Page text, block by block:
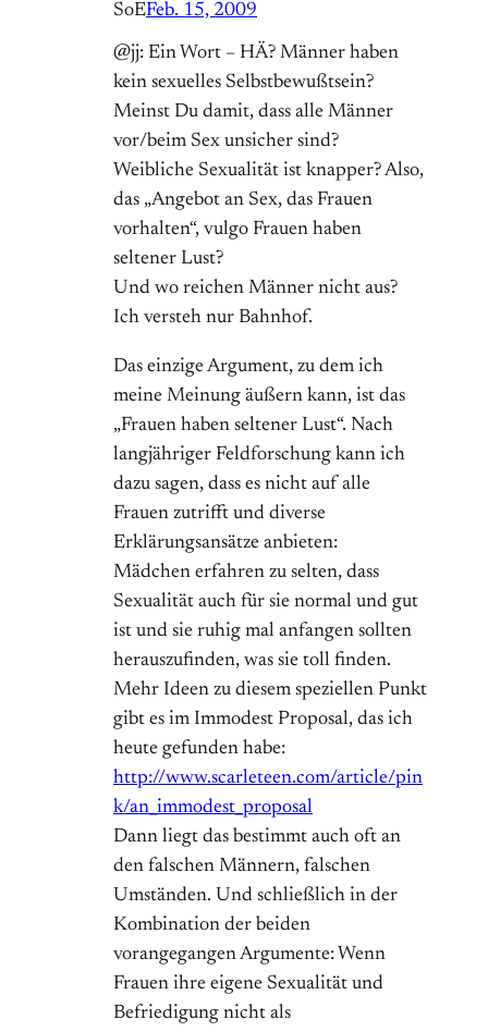
SoEFeb. 15, 2009
@jj: Ein Wort – HÄ? Männer haben
kein sexuelles Selbstbewußtsein?
Meinst Du damit, dass alle Männer
vor/beim Sex unsicher sind?
Weibliche Sexualität ist knapper? Also,
das „Angebot an Sex, das Frauen
vorhalten“, vulgo Frauen haben
seltener Lust?
Und wo reichen Männer nicht aus?
Ich versteh nur Bahnhof.
Das einzige Argument, zu dem ich
meine Meinung äußern kann, ist das
„Frauen haben seltener Lust“. Nach
langjähriger Feldforschung kann ich
dazu sagen, dass es nicht auf alle
Frauen zutrifft und diverse
Erklärungsansätze anbieten:
Mädchen erfahren zu selten, dass
Sexualität auch für sie normal und gut
ist und sie ruhig mal anfangen sollten
herauszufinden, was sie toll finden.
Mehr Ideen zu diesem speziellen Punkt
gibt es im Immodest Proposal, das ich
heute gefunden habe:
http://www.scarleteen.com/article/pin
k/an_immodest_proposal
Dann liegt das bestimmt auch oft an
den falschen Männern, falschen
Umständen. Und schließlich in der
Kombination der beiden
vorangegangen Argumente: Wenn
Frauen ihre eigene Sexualität und
Befriedigung nicht als